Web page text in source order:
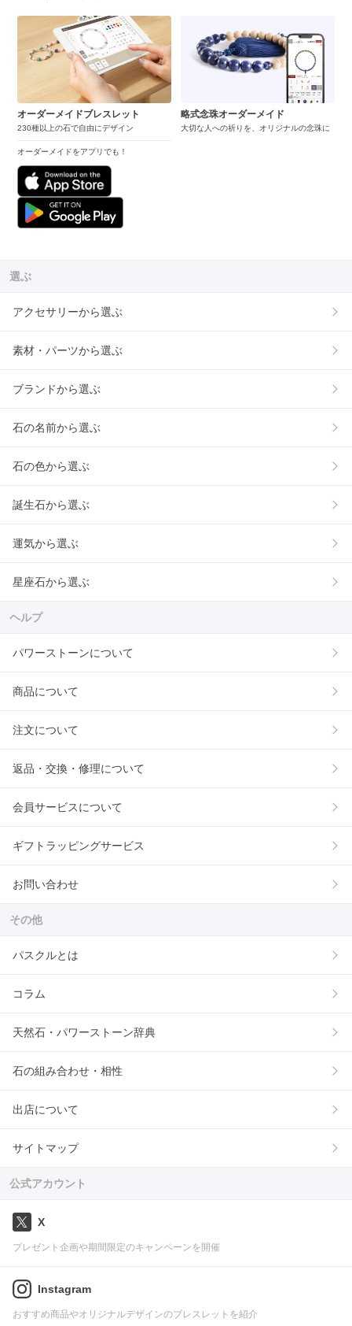
オーダーメイドブレスレット
230種以上の石で自由にデザイン
オーダーメイドをアプリでも！
略式念珠オーダーメイド
大切な人への祈りを、オリジナルの念珠に
選ぶ
アクセサリーから選ぶ
素材・パーツから選ぶ
ブランドから選ぶ
石の名前から選ぶ
石の色から選ぶ
誕生石から選ぶ
運気から選ぶ
星座石から選ぶ
ヘルプ
パワーストーンについて
商品について
注文について
返品・交換・修理について
会員サービスについて
ギフトラッピングサービス
お問い合わせ
その他
パスクルとは
コラム
天然石・パワーストーン辞典
石の組み合わせ・相性
出店について
サイトマップ
公式アカウント
X
プレゼント企画や期間限定のキャンペーンを開催
Instagram
おすすめ商品やオリジナルデザインのブレスレットを紹介